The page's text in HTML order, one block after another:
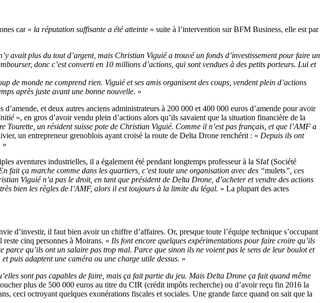
car « la réputation suffisante a été atteinte » suite à l’intervention sur BFM Business, elle est par
avait plus du tout d’argent, mais Christian Viguié a trouvé un fonds d’investissement pour faire un
donc c’est converti en 10 millions d’actions, qui sont vendues à des petits porteurs. Lui et
de monde ne comprend rien. Viguié et ses amis organisent des coups, vendent plein d’actions
après juste avant une bonne nouvelle. »
et deux autres anciens administrateurs à 200 000 et 400 000 euros d’amende pour avoir
», en gros d’avoir vendu plein d’actions alors qu’ils savaient que la situation financière de la
Tourette, un résident suisse pote de Christian Viguié. Comme il n’est pas français, et que l’AMF a
un entrepreneur grenoblois ayant croisé la route de Delta Drone renchérit : « Depuis ils ont
»
aventures industrielles, il a également été pendant longtemps professeur à la Sfaf (Société
fait ça marche comme dans les quartiers, c’est toute une organisation avec des “mulets”, ces
Viguié n’a pas le droit, en tant que président de Delta Drone, d’acheter et vendre des actions
bien les règles de l’AMF, alors il est toujours à la limite du légal. » La plupart des actes
d’investir, il faut bien avoir un chiffre d’affaires. Or, presque toute l’équipe technique s’occupant
cinq personnes à Moirans. « Ils font encore quelques expérimentations pour faire croire qu’ils
parce qu’ils ont un salaire pas trop mal. Parce que sinon ils ne voient pas le sens de leur boulot et
puis adaptent une caméra ou une charge utile dessus. »
sont pas capables de faire, mais ça fait partie du jeu. Mais Delta Drone ça fait quand même
plus de 500 000 euros au titre du CIR (crédit impôts recherche) ou d’avoir reçu fin 2016 la
ceci octroyant quelques exonérations fiscales et sociales. Une grande farce quand on sait que la